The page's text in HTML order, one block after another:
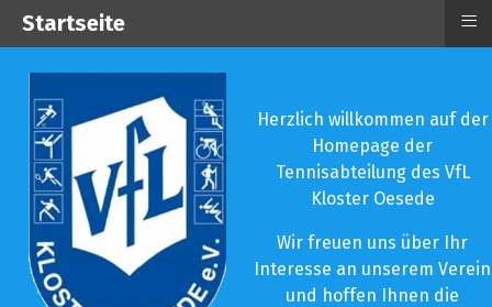
Herzlich willkommen auf der
Homepage der
Tennisabteilung des VfL
Kloster Oesede
Wir freuen uns über Ihr
Interesse an unserem Verein
und hoffen Ihnen die
Startseite ≡